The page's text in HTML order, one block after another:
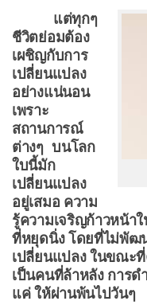
แต่ทุกๆ
ชีวิตย่อมต้อง
เผชิญกับการ
เปลี่ยนแปลง
อย่างแน่นอน
เพราะ
สถานการณ์
ต่างๆ บนโลก
ใบนี้มัก
เปลี่ยนแปลง
อยู่เสมอ ความ
รู้ความเจริญก้าวหน้
ที่หยุดนิ่ง โดยที่ไม่พัฒ
เปลี่ยนแปลง ในขณะ
เป็นคนที่ล้าหลัง การด
แค่ ให้ผ่านพ้นไปวันๆ